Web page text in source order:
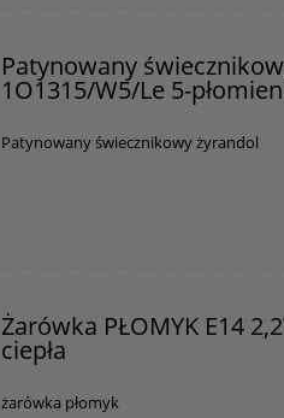
Patynowany
1O1315/W5/Le 5-
Patynowany świecznikowy żyrandol
Żarówka PŁOMYK E14
ciepła
żarówka płomyk